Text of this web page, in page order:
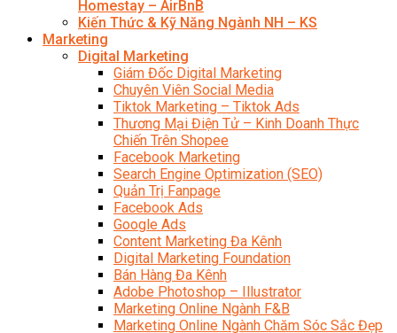
Homestay – AirBnB
Kiến Thức & Kỹ Năng Ngành NH – KS
Marketing
Digital Marketing
Giám Đốc Digital Marketing
Chuyên Viên Social Media
Tiktok Marketing – Tiktok Ads
Thương Mại Điện Tử – Kinh Doanh Thực
Chiến Trên Shopee
Facebook Marketing
Search Engine Optimization (SEO)
Quản Trị Fanpage
Facebook Ads
Google Ads
Content Marketing Đa Kênh
Digital Marketing Foundation
Bán Hàng Đa Kênh
Adobe Photoshop – Illustrator
Marketing Online Ngành F&B
Marketing Online Ngành Chăm Sóc Sắc Đẹp